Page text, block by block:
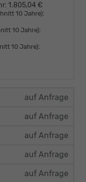
1.805,04 €
10 Jahre):
10 Jahre):
10 Jahre):
auf Anfrage
auf Anfrage
auf Anfrage
auf Anfrage
auf Anfrage